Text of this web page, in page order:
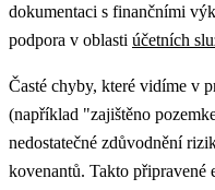
dokumentaci s finančními
podpora v oblasti účetních
Časté chyby, které vidíme v
(například "zajištěno
nedostatečné zdůvodnění
kovenantů. Takto připravené